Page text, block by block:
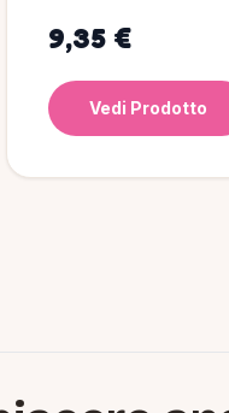
9,35 €
Vedi Prodotto